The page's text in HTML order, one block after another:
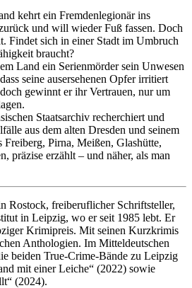
kehrt ein Fremdenlegionär ins
und will wieder Fuß fassen. Doch
Findet sich in einer Stadt im Umbruch
braucht?
Land ein Serienmörder sein Unwesen
seine ausersehenen Opfer irritiert
gewinnt er ihr Vertrauen, nur um
Staatsarchiv recherchiert und
aus dem alten Dresden und seinem
Pirna, Meißen, Glashütte,
präzise erzählt – und näher, als man
Rostock, freiberuflicher Schriftsteller,
in Leipzig, wo er seit 1985 lebt. Er
Krimipreis. Mit seinen Kurzkrimis
Anthologien. Im Mitteldeutschen
beiden True-Crime-Bände zu Leipzig
mit einer Leiche“ (2022) sowie
(2024).